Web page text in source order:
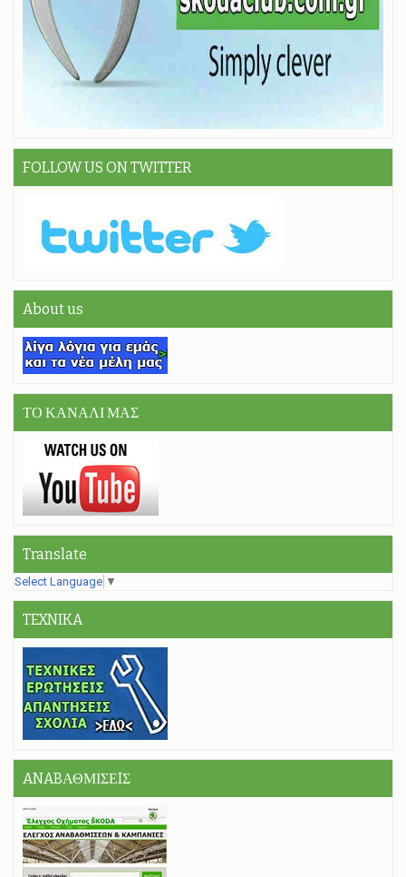
FOLLOW US ON TWITTER
About us
ΤΟ ΚΑΝΑΛΙ ΜΑΣ
Translate
Select Language ▼
TEXNIKA
ANABΑΘΜΙΣΕIΣ